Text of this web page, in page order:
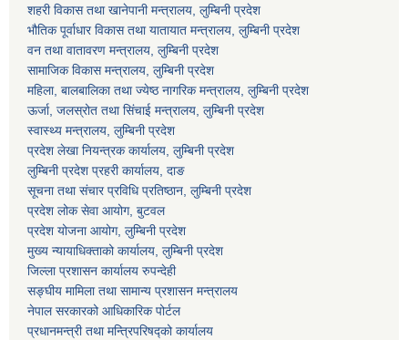
शहरी विकास तथा खानेपानी मन्त्रालय, लुम्बिनी प्रदेश
भौतिक पूर्वाधार विकास तथा यातायात मन्त्रालय, लुम्बिनी प्रदेश
वन तथा वातावरण मन्त्रालय, लुम्बिनी प्रदेश
सामाजिक विकास मन्त्रालय, लुम्बिनी प्रदेश
महिला, बालबालिका तथा ज्येष्ठ नागरिक मन्त्रालय, लुम्बिनी प्रदेश
ऊर्जा, जलस्रोत तथा सिंचाई मन्त्रालय, लुम्बिनी प्रदेश
स्वास्थ्य मन्त्रालय, लुम्बिनी प्रदेश
प्रदेश लेखा नियन्त्रक कार्यालय, लुम्बिनी प्रदेश
लुम्बिनी प्रदेश प्रहरी कार्यालय, दाङ
सूचना तथा संचार प्रविधि प्रतिष्ठान, लुम्बिनी प्रदेश
प्रदेश लोक सेवा आयोग, बुटवल
प्रदेश योजना आयोग, लुम्बिनी प्रदेश
मुख्य न्यायाधिक्ताको कार्यालय, लुम्बिनी प्रदेश
जिल्ला प्रशासन कार्यालय रुपन्देही
सङ्घीय मामिला तथा सामान्य प्रशासन मन्त्रालय
नेपाल सरकारको आधिकारिक पोर्टल
प्रधानमन्त्री तथा मन्त्रिपरिषद्को कार्यालय